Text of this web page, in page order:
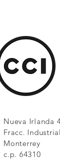
Nueva Irlanda
Fracc.
Monterrey
c.p. 64310